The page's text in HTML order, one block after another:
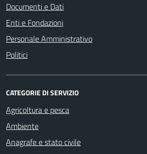
Documenti e Dati
Enti e Fondazioni
Personale Amministrativo
Politici
CATEGORIE DI SERVIZIO
Agricoltura e pesca
Ambiente
Anagrafe e stato civile